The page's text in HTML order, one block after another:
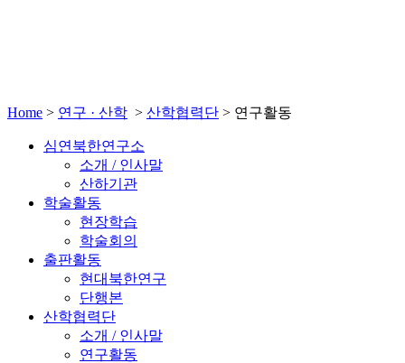
Home > 연구 · 산학 > 산학협력단 > 연구활동
심연북한연구소
소개 / 인사말
산하기관
학술활동
현장학습
학술회의
출판활동
현대북한연구
단행본
산학협력단
소개 / 인사말
연구활동